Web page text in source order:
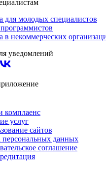
для молодых специалистов
в некоммерческих
уведомлений
комплаенс
услуг
сайтов
персональных данных
соглашение